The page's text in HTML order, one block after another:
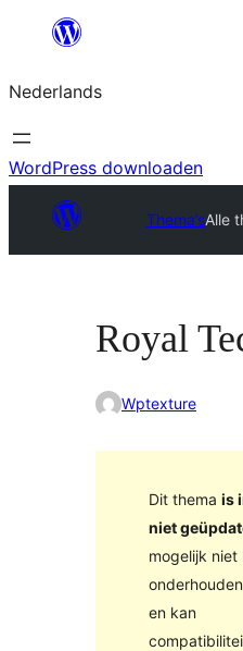
de
inhoud
Nederlands
WordPress downloaden
Thema’sAlle
Royal
Wptexture
Dit thema is
niet
mogelijk niet
en kan